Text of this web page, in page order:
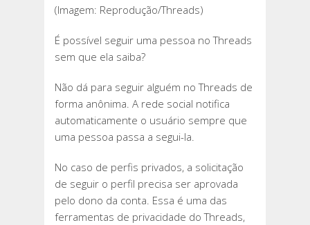
(Imagem: Reprodução/Threads)
É possível seguir uma pessoa no Threads
sem que ela saiba?
Não dá para seguir alguém no Threads de
forma anônima. A rede social notifica
automaticamente o usuário sempre que
uma pessoa passa a segui-la.
No caso de perfis privados, a solicitação
de seguir o perfil precisa ser aprovada
pelo dono da conta. Essa é uma das
ferramentas de privacidade do Threads,